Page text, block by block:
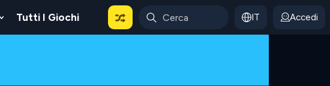
Show
Submenu
Tutti I Giochi IT Accedi